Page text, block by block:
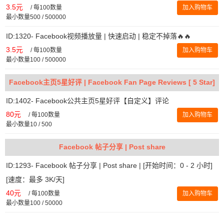
3.5元 /每100数量
最小数量500 / 500000
加入购物车
ID:1320- Facebook视频播放量 | 快速启动 | 稳定不掉落🔥🔥
3.5元 /每100数量
最小数量100 / 500000
加入购物车
Facebook主页5星好评 | Facebook Fan Page Reviews [ 5 Star]
ID:1402- Facebook公共主页5星好评【自定义】评论
80元 /每100数量
最小数量10 / 500
加入购物车
Facebook 帖子分享 | Post share
ID:1293- Facebook 帖子分享 | Post share | [开始时间：0 - 2 小时]
[速度：最多 3K/天]
40元 /每100数量
最小数量100 / 50000
加入购物车